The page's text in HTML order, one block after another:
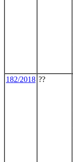
182/2018 ??